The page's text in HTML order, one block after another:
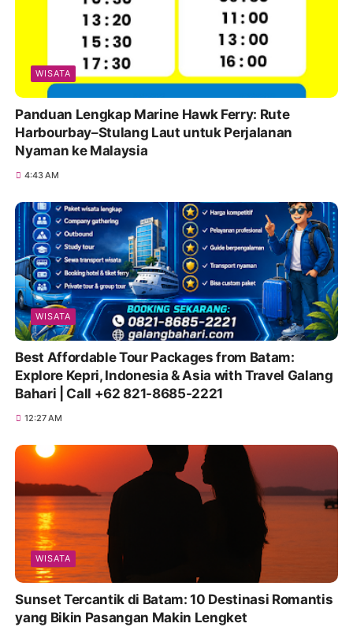
Sunset Tercantik di Batam: 10 Destinasi Romantis
yang Bikin Pasangan Makin Lengket
9:06 PM
Tiktok
Instagram Youtube